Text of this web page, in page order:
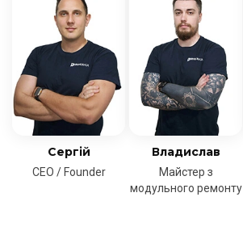
Сергій
CEO / Founder
Владислав
Майстер з
модульного ремонту